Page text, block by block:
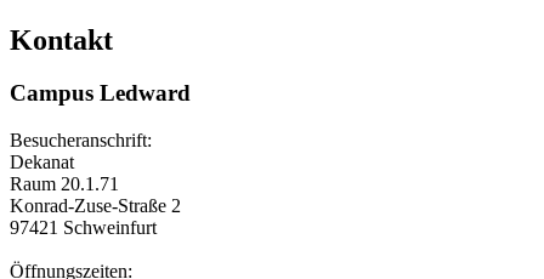
Kontakt
Campus Ledward
Besucheranschrift:
Dekanat
Raum 20.1.71
Konrad-Zuse-Straße 2
97421 Schweinfurt
Öffnungszeiten: